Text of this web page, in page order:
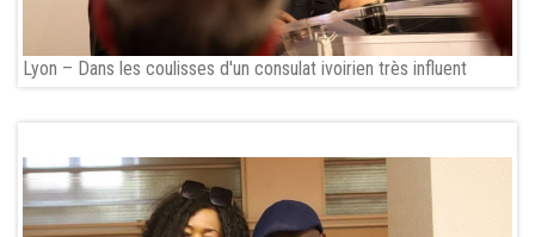
Lyon – Dans les coulisses d'un consulat ivoirien très influent